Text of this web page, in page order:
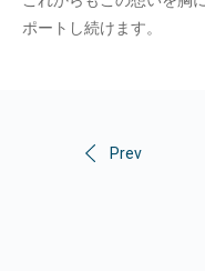
ポートし続けます。
Prev